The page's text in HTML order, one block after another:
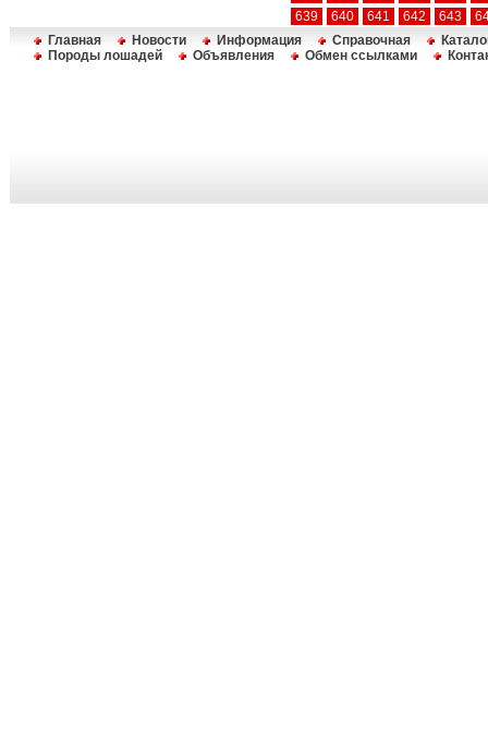
639
640 641 642 643
Главная
Новости Информация Справочная
Породы лошадей
Объявления Обмен ссылками